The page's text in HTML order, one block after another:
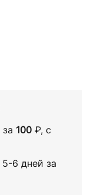
за 100 ₽, с
5-6 дней за